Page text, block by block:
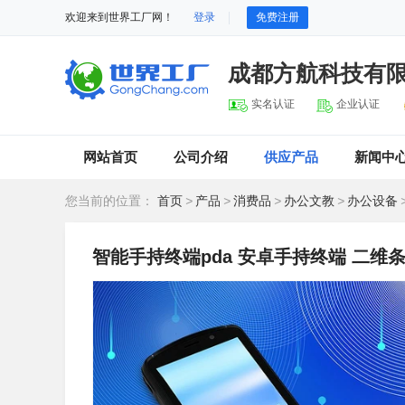
欢迎来到世界工厂网！ 登录 免费注册
成都方航科技有
实名认证 企业认证
网站首页 公司介绍 供应产品 新闻中
您当前的位置： 首页 > 产品 >消费品 > 办公文教 > 办公设备
智能手持终端pda 安卓手持终端 二维